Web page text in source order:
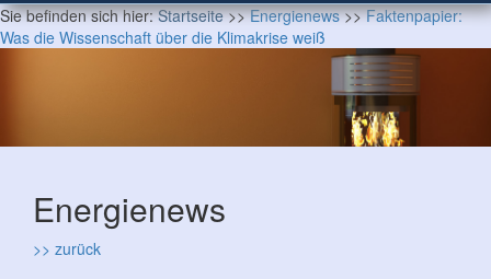
Sie befinden sich hier:Startseite>>Energienews>>Faktenpapier:
Was die Wissenschaft über die Klimakrise weiß
Energienews
>> zurück